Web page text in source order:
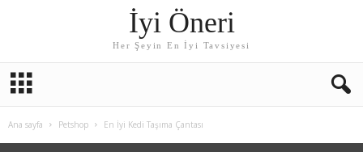
İyi Öneri
Her Şeyin En İyi Tavsiyesi
Ana sayfa Petshop En İyi Kedi Taşıma Çantası